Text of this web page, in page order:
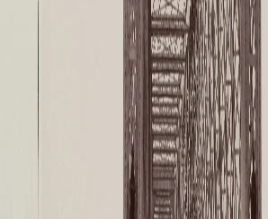
Дирекция
Дворцы и сады
Михайловский дворец
Корпус Бенуа
Михайловский
Мраморный дворец
Строгановский дворец
Домик Петра I